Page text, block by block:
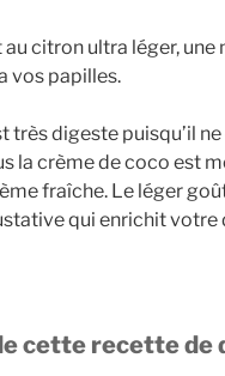
citron ultra léger, une
vos papilles.
très digeste puisqu’il
la crème de coco est
fraîche. Le léger
qui enrichit votre
cette recette de